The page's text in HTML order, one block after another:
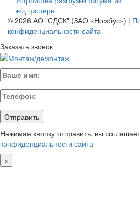
ж/д цистерн
© 2026 АО "СДСК" (ЗАО «Номбус») |
конфиденциальности сайта
Заказать звонок
Нажимая кнопку отправить, вы
конфиденциальности сайта
×